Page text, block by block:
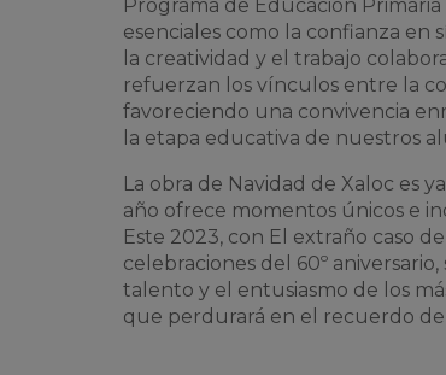
Programa de Educación
esenciales como la confianza en
la creatividad y el trabajo
refuerzan los vínculos entre la
favoreciendo una convivencia
la etapa educativa de nuestros
La obra de Navidad de Xaloc es
año ofrece momentos únicos e
Este 2023, con El extraño caso
celebraciones del 60º
talento y el entusiasmo de los
que perdurará en el recuerdo de